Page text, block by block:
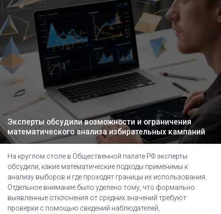
Эксперты обсудили возможности и ограничения
математического анализа избирательных кампаний
На круглом столе в Общественной палате РФ эксперты
обсудили, какие математические подходы применимы к
анализу выборов и где проходят границы их использования.
Отдельное внимание было уделено тому, что формально
выявленные отклонения от средних значений требуют
проверки с помощью сведений наблюдателей,